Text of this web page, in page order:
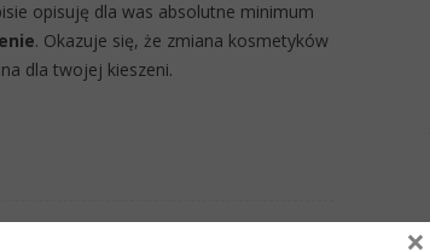
opisuję dla was absolutne minimum
. Okazuje się, że zmiana kosmetyków
dla twojej kieszeni.
×